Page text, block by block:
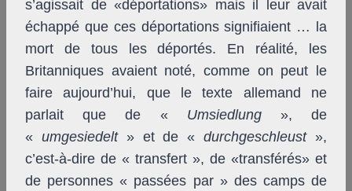
s’agissait de «déportations» mais il leur avait
échappé que ces déportations signifiaient … la
mort de tous les déportés. En réalité, les
Britanniques avaient noté, comme on peut le
faire aujourd’hui, que le texte allemand ne
parlait que de « Umsiedlung », de
« umgesiedelt» et de «durchgeschleust»,
c’est-à-dire de « transfert », de «transférés» et
de personnes « passées par » des camps de